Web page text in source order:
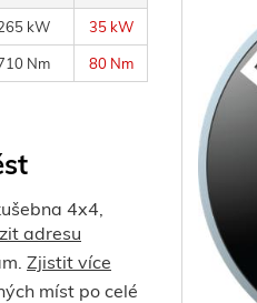
kW 35 kW
Nm 80 Nm
4x4,
adresu
Zjistit více
míst po celé